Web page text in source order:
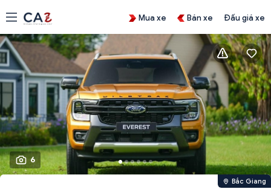
Mua xe Bán xe Đấu giá xe
6
Bắc Giang